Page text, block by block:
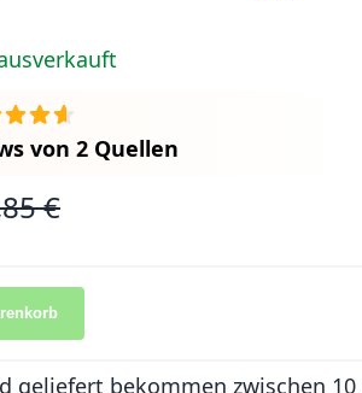
von 2 Quellen
€
geliefert bekommen zwischen 10